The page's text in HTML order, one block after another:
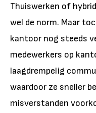
Thuiswerken of
wel de norm. Maar
kantoor nog steeds
medewerkers op
laagdrempelig
waardoor ze sneller
misverstanden